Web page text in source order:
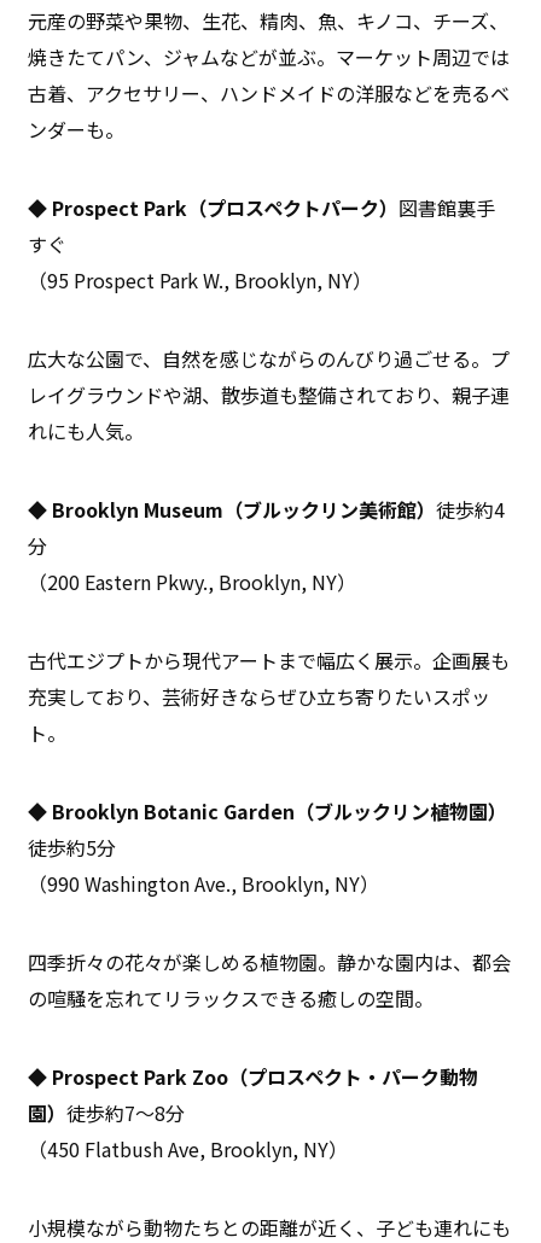
元産の野菜や果物、生花、精肉、魚、キノコ、チーズ、
焼きたてパン、ジャムなどが並ぶ。マーケット周辺では
古着、アクセサリー、ハンドメイドの洋服などを売るベ
ンダーも。
◆ Prospect Park（プロスペクトパーク） 図書館裏手
すぐ
（95 Prospect Park W., Brooklyn, NY）
広大な公園で、自然を感じながらのんびり過ごせる。プ
レイグラウンドや湖、散歩道も整備されており、親子連
れにも人気。
◆ Brooklyn Museum（ブルックリン美術館）徒歩約4
分
（200 Eastern Pkwy., Brooklyn, NY）
古代エジプトから現代アートまで幅広く展示。企画展も
充実しており、芸術好きならぜひ立ち寄りたいスポッ
ト。
◆ Brooklyn Botanic Garden（ブルックリン植物園）
徒歩約5分
（990 Washington Ave., Brooklyn, NY）
四季折々の花々が楽しめる植物園。静かな園内は、都会
の喧騒を忘れてリラックスできる癒しの空間。
◆ Prospect Park Zoo（プロスペクト・パーク動物
園）徒歩約7〜8分
（450 Flatbush Ave, Brooklyn, NY）
小規模ながら動物たちとの距離が近く、子ども連れにも